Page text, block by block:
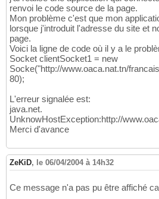
renvoi le code source de la page.
Mon problème c'est que mon
lorsque j'introduit l'adresse du site et
page.
Voici la ligne de code où il y a le
Socket clientSocket1 = new
Socke("http://www.oaca.nat.tn/
80);
L'erreur signalée est:
java.net.
UnknowHostException:http://
Merci d'avance
ZeKiD, le 06/04/2004 à 14h32
Ce message n'a pas pu être affiché